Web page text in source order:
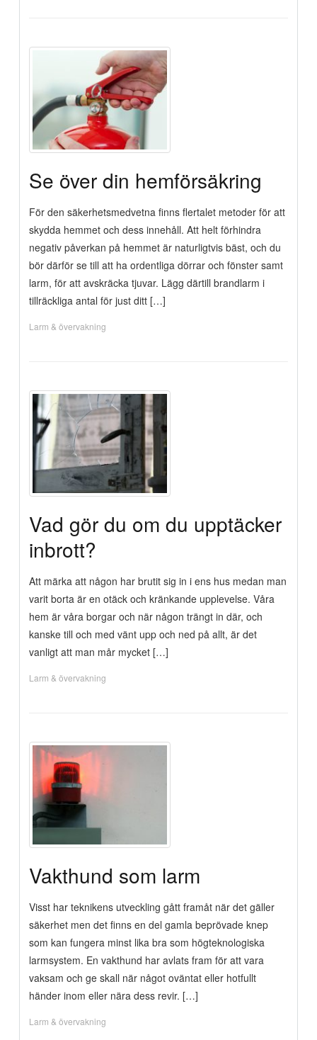
Se över din hemförsäkring
För den säkerhetsmedvetna finns flertalet metoder för att
skydda hemmet och dess innehåll. Att helt förhindra
negativ påverkan på hemmet är naturligtvis bäst, och du
bör därför se till att ha ordentliga dörrar och fönster samt
larm, för att avskräcka tjuvar. Lägg därtill brandlarm i
tillräckliga antal för just ditt […]
Larm & övervakning
Vad gör du om du upptäcker
inbrott?
Att märka att någon har brutit sig in i ens hus medan man
varit borta är en otäck och kränkande upplevelse. Våra
hem är våra borgar och när någon trängt in där, och
kanske till och med vänt upp och ned på allt, är det
vanligt att man mår mycket […]
Larm & övervakning
Vakthund som larm
Visst har teknikens utveckling gått framåt när det gäller
säkerhet men det finns en del gamla beprövade knep
som kan fungera minst lika bra som högteknologiska
larmsystem. En vakthund har avlats fram för att vara
vaksam och ge skall när något oväntat eller hotfullt
händer inom eller nära dess revir. […]
Larm & övervakning